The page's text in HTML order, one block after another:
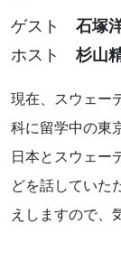
ゲスト 石塚
ホスト杉山
現在、スウェー
科に留学中の東
日本とスウェー
どを話していた
えしますので、